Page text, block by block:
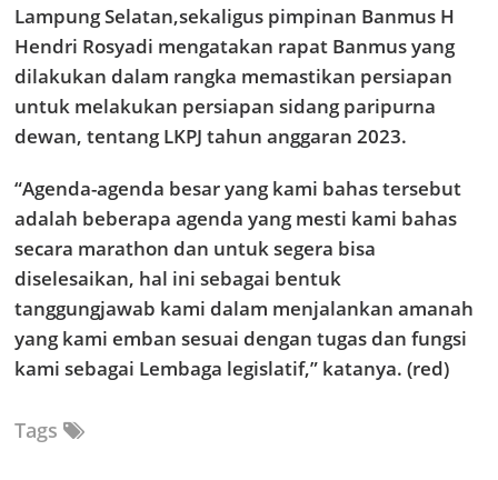
Lampung Selatan,sekaligus pimpinan Banmus H
Hendri Rosyadi mengatakan rapat Banmus yang
dilakukan dalam rangka memastikan persiapan
untuk melakukan persiapan sidang paripurna
dewan, tentang LKPJ tahun anggaran 2023.
“Agenda-agenda besar yang kami bahas tersebut
adalah beberapa agenda yang mesti kami bahas
secara marathon dan untuk segera bisa
diselesaikan, hal ini sebagai bentuk
tanggungjawab kami dalam menjalankan amanah
yang kami emban sesuai dengan tugas dan fungsi
kami sebagai Lembaga legislatif,” katanya. (red)
Tags